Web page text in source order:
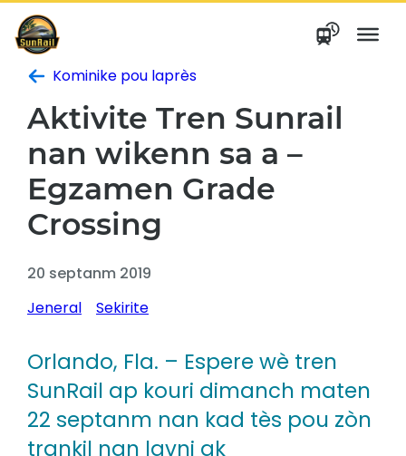
Ale
nan
kontni
Kominike pou laprès
Aktivite Tren Sunrail
nan wikenn sa a –
Egzamen Grade
Crossing
20 septanm 2019
Jeneral
Sekirite
Orlando, Fla. – Espere wè tren
SunRail ap kouri dimanch maten
22 septanm nan kad tès pou zòn
trankil nan lavni ak